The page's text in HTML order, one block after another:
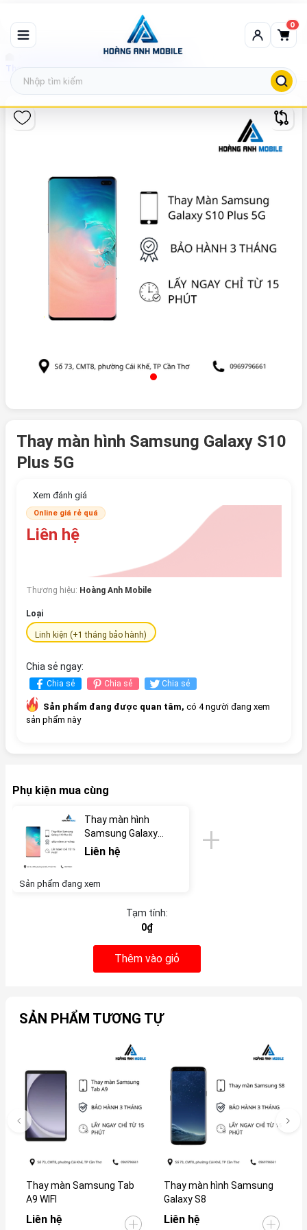
0
Thay màn hình Samsung
Thay màn hình Samsung Galaxy S10 Plus 5G
Thay màn hình Samsung Galaxy S10
Plus 5G
Xem đánh giá
Online giá rẻ quá
Liên hệ
Thương hiệu: Hoàng Anh Mobile
Loại
Linh kiện (+1 tháng bảo hành)
Chia sẻ ngay:
Chia sẻ Chia sẻ Chia sẻ
Sản phẩm đang được quan tâm, có 4 người đang xem
sản phẩm này
Phụ kiện mua cùng
Thay màn hình
Samsung Galaxy
S10 Plus 5G
Liên hệ
Sản phẩm đang xem
Tạm tính:
0₫
Thêm vào giỏ
SẢN PHẨM TƯƠNG TỰ
Thay màn Samsung Tab
A9 WIFI
Liên hệ
Thay màn hình Samsung
Galaxy S8
Liên hệ